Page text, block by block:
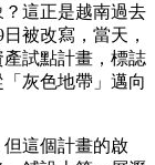
？這正是越南過去
被改寫，當天，
試點計畫，標誌
灰色地帶」邁向
這個計畫的啟